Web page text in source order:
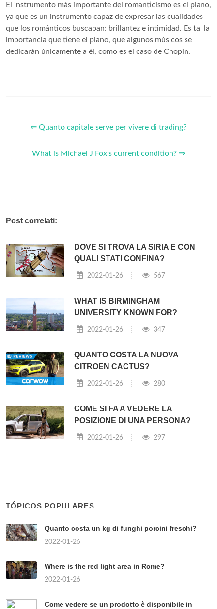
El instrumento más importante del romanticismo es el piano,
ya que es un instrumento capaz de expresar las cualidades
que los románticos buscaban: brillantez e intimidad. Es tal la
importancia que tiene el piano, que algunos músicos se
dedicarán únicamente a él, como es el caso de Chopin.
⇐ Quanto capitale serve per vivere di trading?
What is Michael J Fox's current condition? ⇒
Post correlati:
DOVE SI TROVA LA SIRIA E CON
QUALI STATI CONFINA?
2022-01-26 567
WHAT IS BIRMINGHAM
UNIVERSITY KNOWN FOR?
2022-01-26 347
QUANTO COSTA LA NUOVA
CITROEN CACTUS?
2022-01-26 280
COME SI FA A VEDERE LA
POSIZIONE DI UNA PERSONA?
2022-01-26 297
TÓPICOS POPULARES
Quanto costa un kg di funghi porcini freschi?
2022-01-26
Where is the red light area in Rome?
2022-01-26
Come vedere se un prodotto è disponibile in